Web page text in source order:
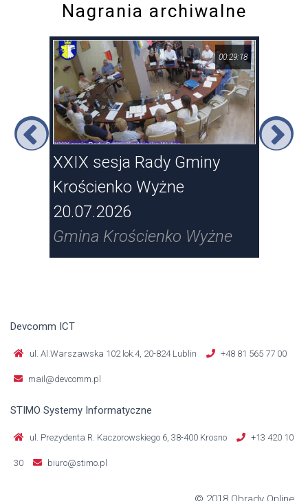
Nagrania archiwalne
00:29:18
XXIX sesja Rady Gminy
Krościenko Wyżne
20.07.2026
Gmina Krościenko Wyżne
Devcomm ICT
ul. Al.Warszawska 102 lok.4, 20-824 Lublin +48 81 565 77 00
mail@devcomm.pl
STIMO Systemy Informatyczne
ul. Prezydenta R. Kaczorowskiego 6, 38-400 Krosno +13 420 10
30 biuro@stimo.pl